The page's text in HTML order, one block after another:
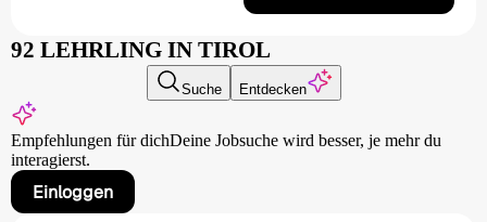
92 LEHRLING IN TIROL
Suche Entdecken
Empfehlungen für dichDeine Jobsuche wird besser, je mehr du
interagierst.
Einloggen